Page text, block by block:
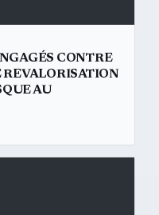
CONTRE
AU